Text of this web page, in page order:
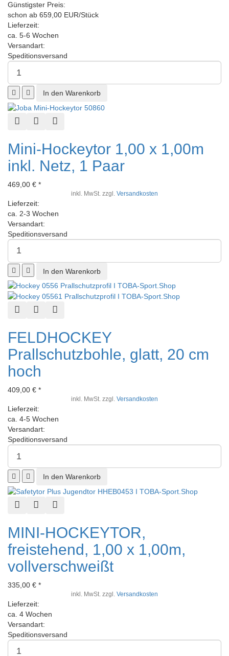
Günstigster Preis:
schon ab 659,00 EUR/Stück
Lieferzeit:
ca. 5-6 Wochen
Versandart:
Speditionsversand
Mini-Hockeytor 1,00 x 1,00m
inkl. Netz, 1 Paar
469,00 € *
inkl. MwSt. zzgl. Versandkosten
Lieferzeit:
ca. 2-3 Wochen
Versandart:
Speditionsversand
FELDHOCKEY
Prallschutzbohle, glatt, 20 cm
hoch
409,00 € *
inkl. MwSt. zzgl. Versandkosten
Lieferzeit:
ca. 4-5 Wochen
Versandart:
Speditionsversand
MINI-HOCKEYTOR,
freistehend, 1,00 x 1,00m,
vollverschweißt
335,00 € *
inkl. MwSt. zzgl. Versandkosten
Lieferzeit:
ca. 4 Wochen
Versandart:
Speditionsversand